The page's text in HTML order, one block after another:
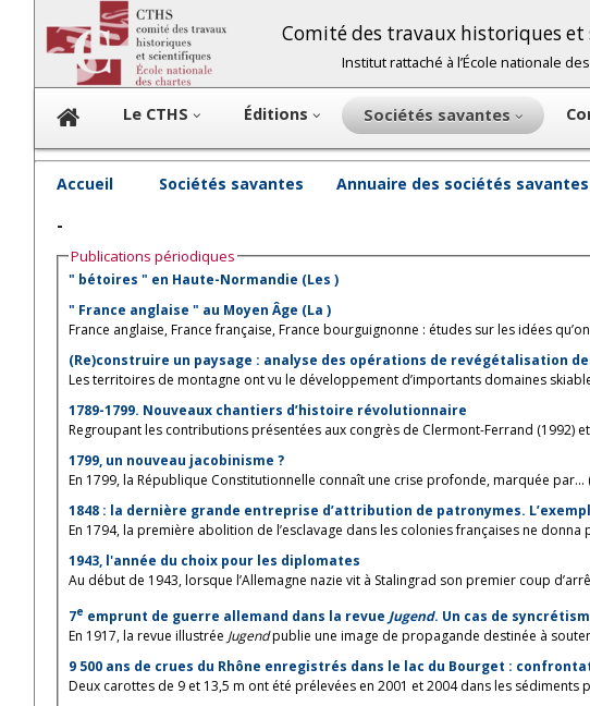
Comité des travaux historiques et
Institut rattaché à l’École nationale
Le CTHS Éditions Sociétés savantes
Accueil Sociétés savantes Annuaire des sociétés savantes
-
Publications périodiques
" bétoires " en Haute-Normandie (Les )
" France anglaise " au Moyen Âge (La )
France anglaise, France française, France bourguignonne : études sur les idées
(Re)construire un paysage : analyse des opérations de revégétalisation
Les territoires de montagne ont vu le développement d’importants domaines
1789-1799. Nouveaux chantiers d’histoire révolutionnaire
Regroupant les contributions présentées aux congrès de Clermont-Ferrand (1992) et
1799, un nouveau jacobinisme ?
En 1799, la République Constitutionnelle connaît une crise profonde, marquée par...
1848 : la dernière grande entreprise d’attribution de patronymes.
En 1794, la première abolition de l’esclavage dans les colonies françaises ne donna
1943, l'année du choix pour les diplomates
Au début de 1943, lorsque l’Allemagne nazie vit à Stalingrad son premier coup
7e emprunt de guerre allemand dans la revue Jugend. Un cas de
En 1917, la revue illustrée Jugendpublie une image de propagande destinée à
9 500 ans de crues du Rhône enregistrés dans le lac du Bourget :
Deux carottes de 9 et 13,5 m ont été prélevées en 2001 et 2004 dans les sédiments